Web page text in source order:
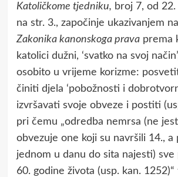
Katoličkome tjedniku, broj 7, od
na str. 3., započinje ukazivanjem
Zakonika kanonskoga pravaprema
katolici dužni, ‘svatko na svoj
osobito u vrijeme korizme:
činiti djela ‘pobožnosti i
izvršavati svoje obveze i postiti
pri čemu „odredba nemrsa (ne
obvezuje one koji su navršili 14., a
jednom u danu do sita najesti)
60. godine života (usp. kan. 1252)“